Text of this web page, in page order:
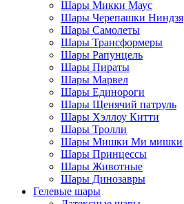
Шары Микки Маус
Шары Черепашки Ниндзя
Шары Самолеты
Шары Трансформеры
Шары Рапунцель
Шары Пираты
Шары Марвел
Шары Единороги
Шары Щенячий патруль
Шары Хэллоу Китти
Шары Тролли
Шары Мишки Ми мишки
Шары Принцессы
Шары Животные
Шары Динозавры
Гелевые шары